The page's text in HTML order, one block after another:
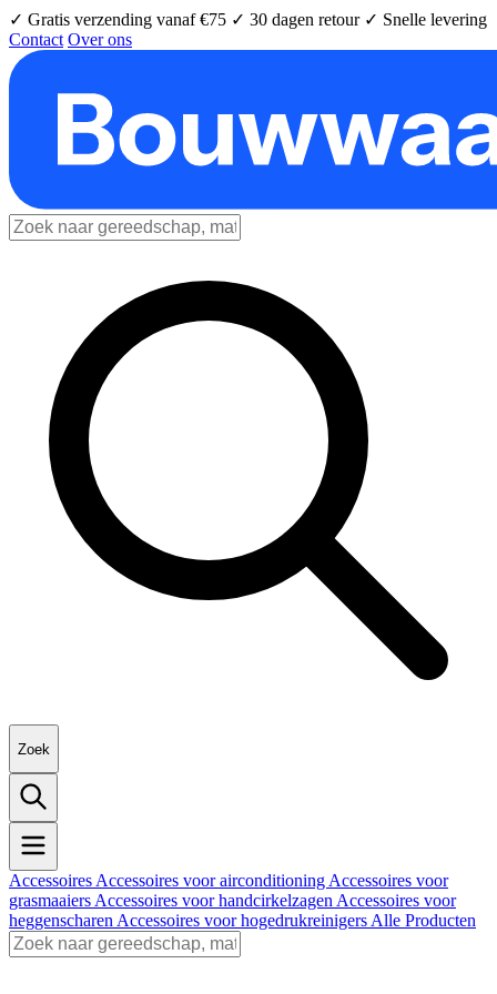
✓ Gratis verzending vanaf €75 ✓ 30 dagen retour ✓ Snelle levering
Contact Over ons
Zoek
Accessoires Accessoires voor airconditioning Accessoires voor
grasmaaiers Accessoires voor handcirkelzagen Accessoires voor
heggenscharen Accessoires voor hogedrukreinigers Alle Producten